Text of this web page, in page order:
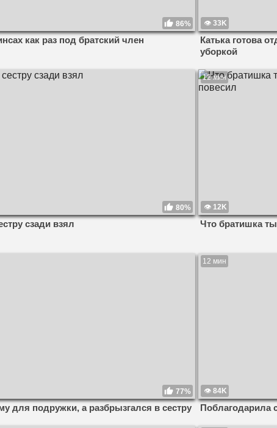
86%
как раз под братский член
33K
Катька готова
уборкой
80%
сзади взял
12 мин
12K
Что братишка
77%
для подружки, а разбрызгался в сестру
12 мин
84K
Поблагодарила